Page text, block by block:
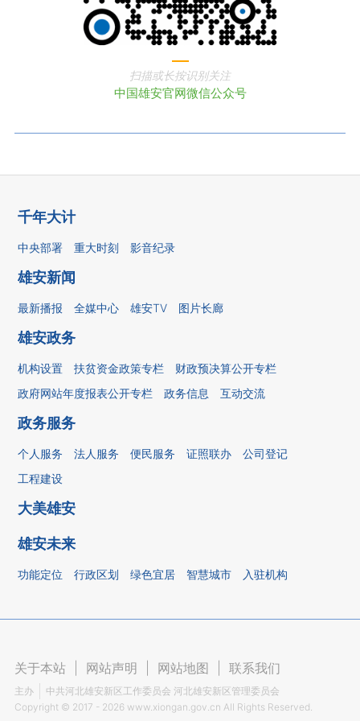
扫描或长按识别关注
中国雄安官网微信公众号
千年大计
中央部署 重大时刻 影音纪录
雄安新闻
最新播报 全媒中心 雄安TV 图片长廊
雄安政务
机构设置 扶贫资金政策专栏
财政预决算公开专栏
政府网站年度报表公开专栏
政务信息 互动交流
政务服务
个人服务 法人服务 便民服务 证照联办
公司登记
工程建设
大美雄安
雄安未来
功能定位 行政区划 绿色宜居 智慧城市 入驻机构
关于本站 网站声明 网站地图 联系我们
主办
中共河北雄安新区工作委员会 河北雄安新区管理委员会
Copyright © 2017 - 2026 www.xiongan.gov.cn All Rights Reserved.